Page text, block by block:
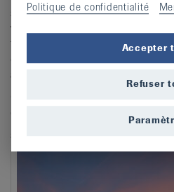
se distingue par son restaurant
verdure exotique au bord d'un
flamants roses et d'espèces
alentours.
supplément chambre
Politique de confidentialité
Accepter
Refuser